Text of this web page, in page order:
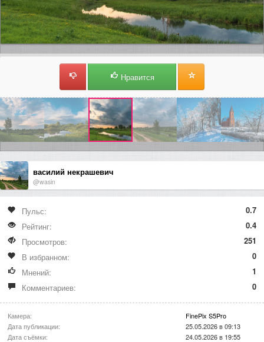
Нравится
василий некрашевич
@wasin
Пульс:
0.7
Рейтинг:
0.4
Просмотров:
251
В избранном:
0
Мнений:
1
Комментариев:
0
Камера:
FinePix S5Pro
Дата публикации:
25.05.2026 в 09:13
Дата съёмки:
24.05.2026 в 19:55